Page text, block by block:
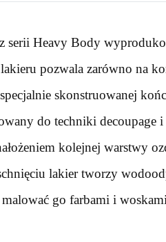
serii Heavy Body
lakieru pozwala zarówno na
skonstruowanej
do techniki decoupage
kolejnej warstwy
lakier tworzy
go farbami i